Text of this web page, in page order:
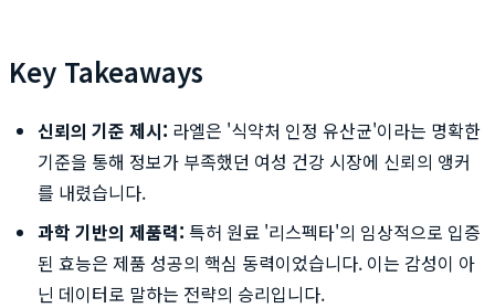
Key Takeaways
신뢰의 기준 제시: 라엘은 '식약처 인정 유산균'이라는 명확한
기준을 통해 정보가 부족했던 여성 건강 시장에 신뢰의 앵커
를 내렸습니다.
과학 기반의 제품력: 특허 원료 '리스펙타'의 임상적으로 입증
된 효능은 제품 성공의 핵심 동력이었습니다. 이는 감성이 아
닌 데이터로 말하는 전략의 승리입니다.